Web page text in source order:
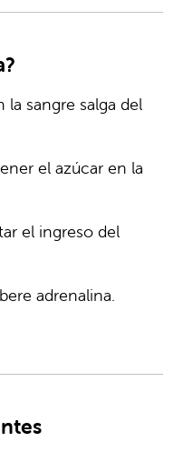
la sangre salga del
el azúcar en la
el ingreso del
adrenalina.